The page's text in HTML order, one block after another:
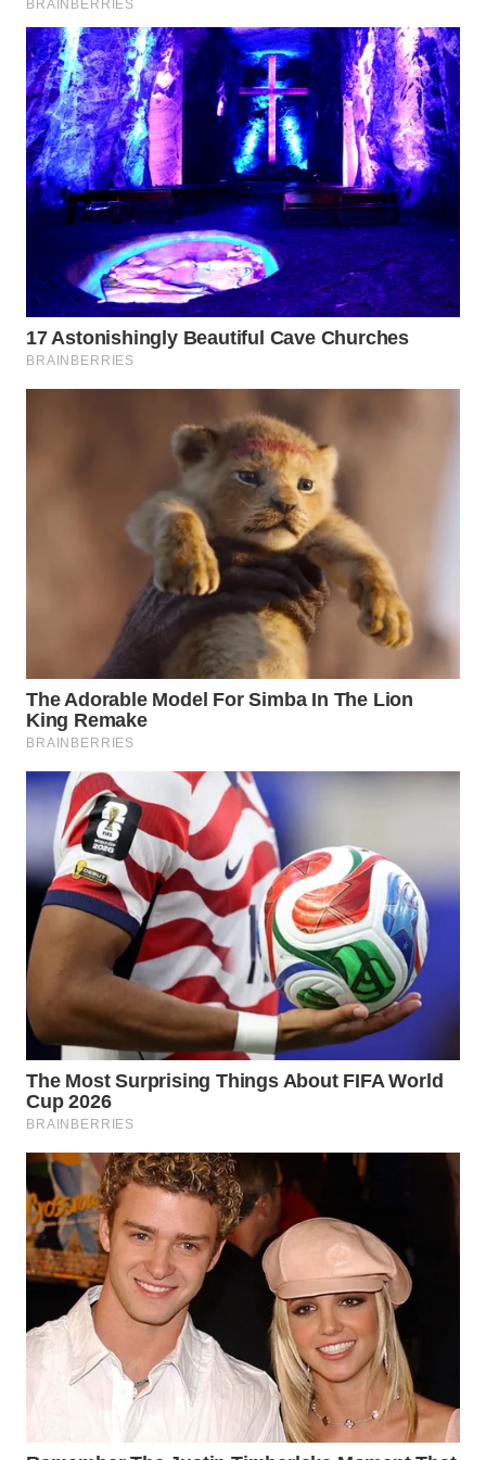
WN
INDRAMAYU
WN
KUNINGAN
WN
MAJALENGKA
WN
SUBANG
WN
SEMARANG
WN
SOLO
WN
BOROBUDUR
WN
MADURA
SURABAYA
WN
NATUNA
WN
BINTAN
WN
MANDALIKA
WN
LIKUPANG
LABUANBAJO
BORNEO